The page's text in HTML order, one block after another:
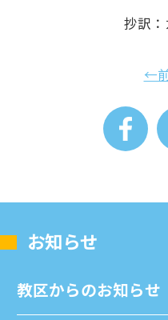
抄訳
←
お知らせ
教区からのお知らせ